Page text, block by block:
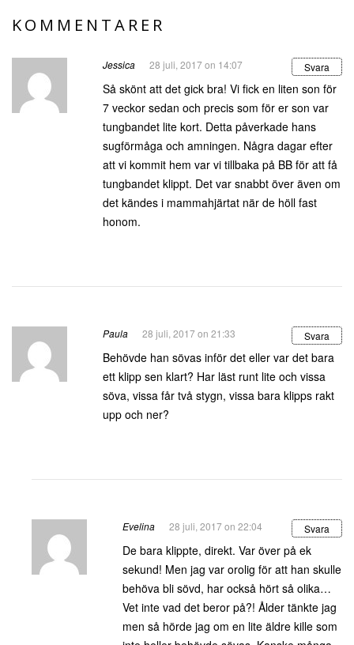
KOMMENTARER
Jessica 28 juli, 2017 on 14:07 Svara
Så skönt att det gick bra! Vi fick en liten son för
7 veckor sedan och precis som för er son var
tungbandet lite kort. Detta påverkade hans
sugförmåga och amningen. Några dagar efter
att vi kommit hem var vi tillbaka på BB för att få
tungbandet klippt. Det var snabbt över även om
det kändes i mammahjärtat när de höll fast
honom.
Paula 28 juli, 2017 on 21:33 Svara
Behövde han sövas inför det eller var det bara
ett klipp sen klart? Har läst runt lite och vissa
söva, vissa får två stygn, vissa bara klipps rakt
upp och ner?
Evelina 28 juli, 2017 on 22:04 Svara
De bara klippte, direkt. Var över på ek
sekund! Men jag var orolig för att han skulle
behöva bli sövd, har också hört så olika…
Vet inte vad det beror på?! Ålder tänkte jag
men så hörde jag om en lite äldre kille som